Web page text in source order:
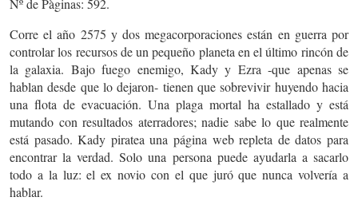
Corre el año 2575 y dos megacorporaciones están en guerra por
controlar los recursos de un pequeño planeta en el último rincón de
la galaxia. Bajo fuego enemigo, Kady y Ezra -que apenas se
hablan desde que lo dejaron- tienen que sobrevivir huyendo hacia
una flota de evacuación. Una plaga mortal ha estallado y está
mutando con resultados aterradores; nadie sabe lo que realmente
está pasado. Kady piratea una página web repleta de datos para
encontrar la verdad. Solo una persona puede ayudarla a sacarlo
todo a la luz: el ex novio con el que juró que nunca volvería a
hablar.